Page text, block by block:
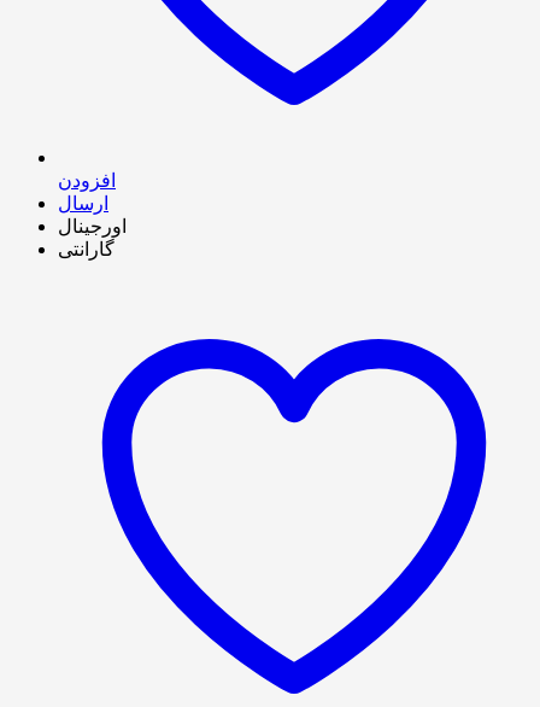
افزودن
ارسال
اورجینال
گارانتی